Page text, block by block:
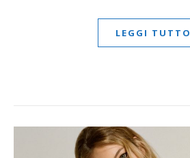
LEGGI TUTTO